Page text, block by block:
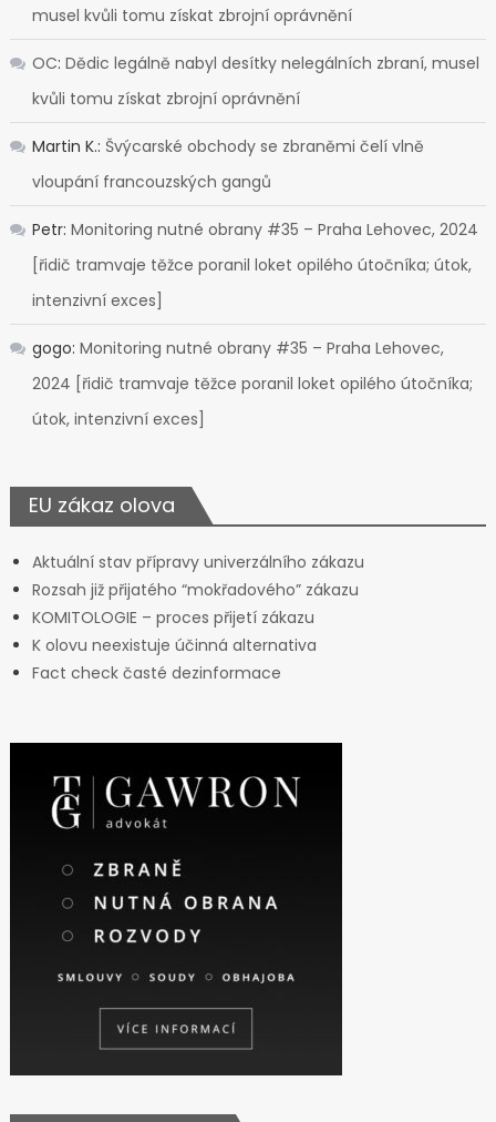
musel kvůli tomu získat zbrojní oprávnění
OC: Dědic legálně nabyl desítky nelegálních zbraní, musel
kvůli tomu získat zbrojní oprávnění
Martin K.: Švýcarské obchody se zbraněmi čelí vlně
vloupání francouzských gangů
Petr: Monitoring nutné obrany #35 – Praha Lehovec, 2024
[řidič tramvaje těžce poranil loket opilého útočníka; útok,
intenzivní exces]
gogo: Monitoring nutné obrany #35 – Praha Lehovec,
2024 [řidič tramvaje těžce poranil loket opilého útočníka;
útok, intenzivní exces]
EU zákaz olova
Aktuální stav přípravy univerzálního zákazu
Rozsah již přijatého “mokřadového” zákazu
KOMITOLOGIE – proces přijetí zákazu
K olovu neexistuje účinná alternativa
Fact check časté dezinformace